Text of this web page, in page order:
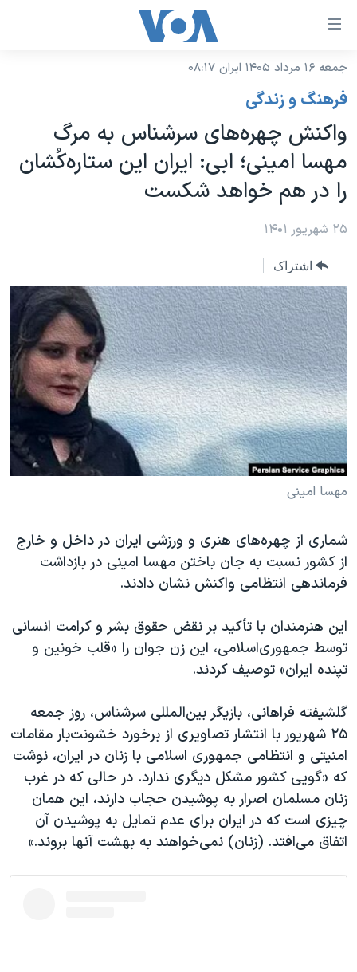
لینکهای
دسترسی
جهش
محتوای
اصلی
جهش
به
صفحه
جهش
به
جستجو
خانه
نسخه سبک وب‌سایت
موضوع ها
ایران
آمریکا
جهان
ورزشی
گزیده‌ها
ویژه برنامه‌ها
ویدیوها
فرهنگ و زندگی
حقوق شهروندی
اقتصادی
علم و فناوری
اسرائیل در جنگ
آرشیو پخش زنده
برنامه های تلویزیونی
جدول برنامه ها
صفحه‌های ویژه
جام جهانی ۲۰۲۶
عملیات خشم حماسی
۲۵۰سالگی آمریکا
بایگانی برنامه‌های تلویزیونی
مستندها
انتخابات ریاست جمهوری آمریکا ۲۰۲۴
حمله جمهوری اسلامی به اسرائیل
رمز مهسا
ورزش زنان در ایران
مجموعه مستندهای دادخواهی
تریبونال مردمی آبان ۹۸
چهل سال گروگان‌گیری
قانون شفافیت دارائی کادر رهبری ایران
اسرائیل در جنگ
نرگس محمدی برنده جایزه نوبل صلح
همایش محافظه‌کاران آمریکا «سی‌پک»
صفحه‌های ویژه
سفر پرزیدنت ترامپ به چین
فرکانس‌های صدای آمریکا
پخش رادیویی
یادگیری زبان انگلیسی
دنبال کنید
زبانهای مختلف
جمعه ۱۶ مرداد ۱۴۰۵ ایران ۰۸:۱۷
فرهنگ و زندگی
واکنش چهره‌های سرشناس به مرگ
مهسا امینی؛ ابی: ایران این ستاره‌کُشان
را در هم خواهد شکست
۲۵ شهریور ۱۴۰۱
اشتراک
مهسا امینی
شماری از چهره‌های هنری و ورزشی ایران در داخل و خارج
از کشور نسبت به جان باختن مهسا امینی در بازداشت
فرماندهی انتظامی واکنش نشان دادند.
این هنرمندان با تأکید بر نقض حقوق بشر و کرامت انسانی
توسط جمهوری‌اسلامی، این زن جوان را «قلب خونین و
تپنده ایران» توصیف کردند.
گلشیفته فراهانی، بازیگر بین‌المللی سرشناس، روز جمعه
۲۵ شهریور با انتشار تصاویری از برخورد خشونت‌بار مقامات
امنیتی و انتظامی جمهوری اسلامی با زنان در ایران، نوشت
که «گویی کشور مشکل دیگری ندارد. در حالی که در غرب
زنان مسلمان اصرار به پوشیدن حجاب دارند، این همان
چیزی است که در ایران برای عدم تمایل به پوشیدن آن
اتفاق می‌افتد. (زنان) نمی‌خواهند به بهشت آنها بروند.»